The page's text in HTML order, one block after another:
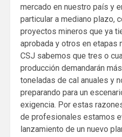
mercado en nuestro país y
particular a mediano plazo,
proyectos mineros que ya
aprobada y otros en etapas
CSJ sabemos que tres o
producción demandarán
toneladas de cal anuales y
preparando para un
exigencia. Por estas
de profesionales estamos
lanzamiento de un nuevo